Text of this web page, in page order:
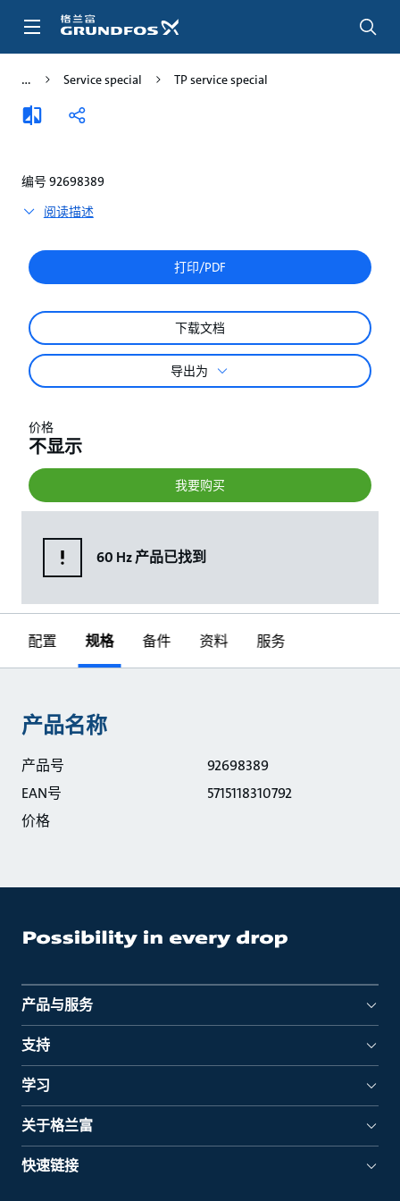
Service special TP service special
添
加
分
编号 92698389
阅读描述
打印/PDF
下载文档
导出为
价格
不显示
我要购买
60 Hz 产品已找到
配置 规格 备件 资料 服务
产品名称
产品号
92698389
EAN号
5715118310792
价格
产品与服务
支持
学习
关于格兰富
快速链接